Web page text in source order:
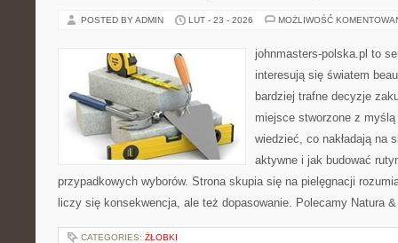
POSTED BY ADMIN LUT - 23 - 2026 MOŻLIWOŚĆ
johnmasters-polska.pl to
interesują się światem
bardziej trafne decyzje
miejsce stworzone z
wiedzieć, co nakładają na
aktywne i jak budować
przypadkowych wyborów. Strona skupia się na pielęgnacji
liczy się konsekwencja, ale też dopasowanie. Polecamy Natura
CATEGORIES: ŻŁOBKI